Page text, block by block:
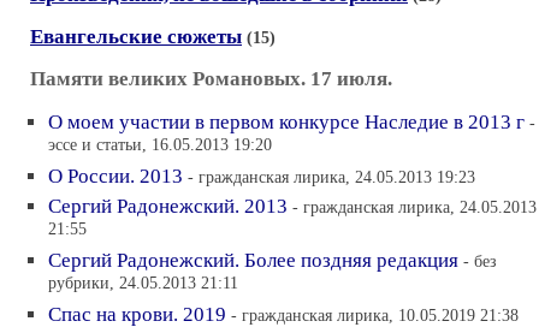
Евангельские сюжеты (15)
Памяти великих Романовых. 17 июля.
О моем участии в первом конкурсе Наследие в 2013 г -
эссе и статьи, 16.05.2013 19:20
О России. 2013 - гражданская лирика, 24.05.2013 19:23
Сергий Радонежский. 2013 - гражданская лирика, 24.05.2013
21:55
Сергий Радонежский. Более поздняя редакция - без
рубрики, 24.05.2013 21:11
Спас на крови. 2019 - гражданская лирика, 10.05.2019 21:38